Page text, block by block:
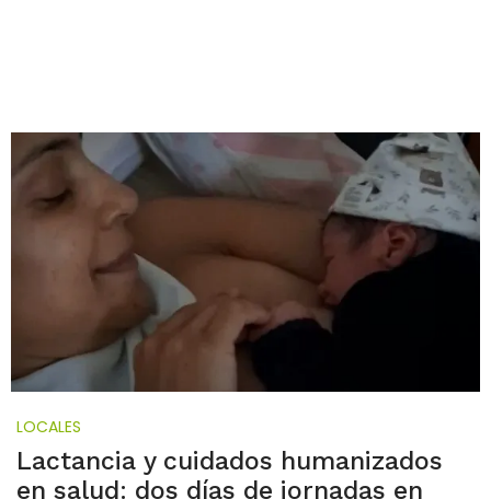
LOCALES
Lactancia y cuidados humanizados
en salud: dos días de jornadas en